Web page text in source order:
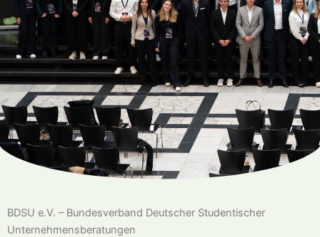
BDSU e.V. – Bundesverband Deutscher Studentischer
Unternehmensberatungen